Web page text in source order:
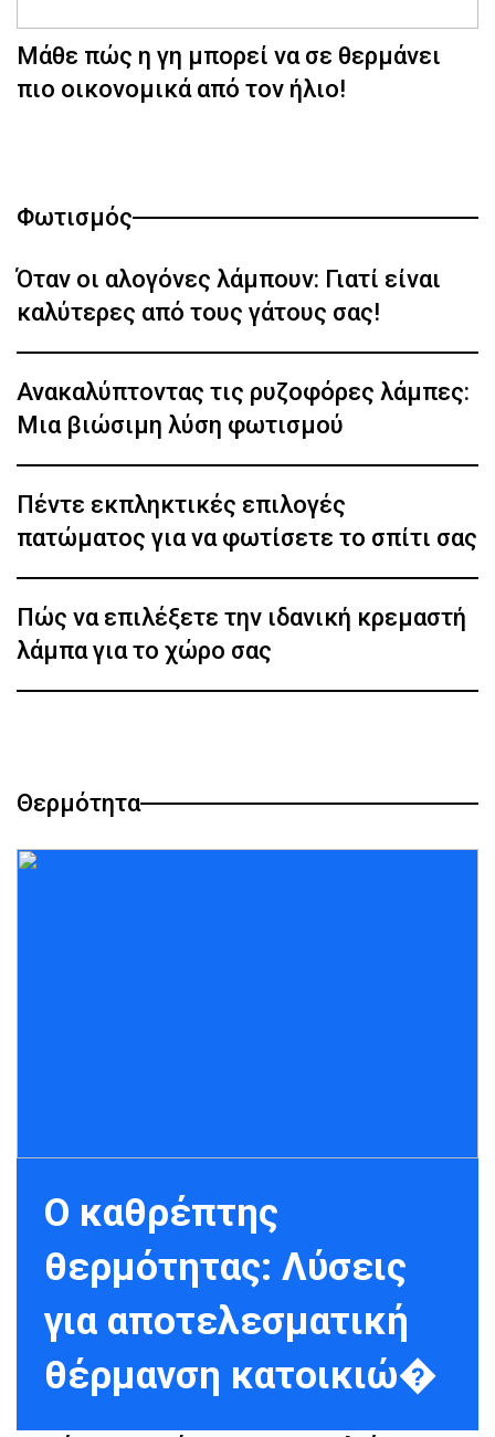
Μάθε πώς η γη μπορεί να σε θερμάνει
πιο οικονομικά από τον ήλιο!
Φωτισμός
Όταν οι αλογόνες λάμπουν: Γιατί είναι
καλύτερες από τους γάτους σας!
Ανακαλύπτοντας τις ρυζοφόρες λάμπες:
Μια βιώσιμη λύση φωτισμού
Πέντε εκπληκτικές επιλογές
πατώματος για να φωτίσετε το σπίτι σας
Πώς να επιλέξετε την ιδανική κρεμαστή
λάμπα για το χώρο σας
Θερμότητα
Ο καθρέπτης
θερμότητας: Λύσεις
για αποτελεσματική
θέρμανση κατοικιώ�